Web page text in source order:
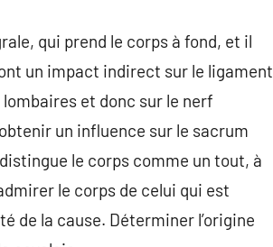
qui prend le corps à fond, et il
un impact indirect sur le ligament
et donc sur le nerf
un influence sur le sacrum
le corps comme un tout, à
le corps de celui qui est
de la cause. Déterminer l’origine